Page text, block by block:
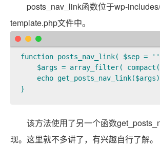
posts_nav_link函数位于wp-
template.php文件中。
function posts_nav_link( $sep
$args = array_filter(
echo
}
该方法使用了另一个函数
现。这里就不多讲了，有兴趣自行了解。